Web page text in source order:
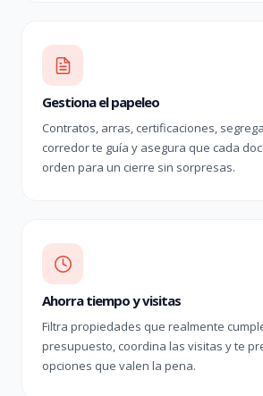
Gestiona el papeleo
Contratos, arras, certificaciones,
corredor te guía y asegura que cada
orden para un cierre sin sorpresas.
Ahorra tiempo y visitas
Filtra propiedades que realmente
presupuesto, coordina las visitas y te
opciones que valen la pena.